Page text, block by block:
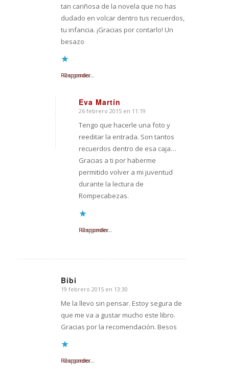
tan cariñosa de la novela que no has
dudado en volcar dentro tus recuerdos,
tu infancia. ¡Gracias por contarlo! Un
besazo
Cargando...
Responder
Eva Martín
Dice:
26 febrero 2015 en 11:19
Tengo que hacerle una foto y
reeditar la entrada. Son tantos
recuerdos dentro de esa caja…
Gracias a ti por haberme
permitido volver a mi juventud
durante la lectura de
Rompecabezas.
Cargando...
Responder
Bibi
Dice:
19 febrero 2015 en 13:30
Me la llevo sin pensar. Estoy segura de
que me va a gustar mucho este libro.
Gracias por la recomendación. Besos
Cargando...
Responder